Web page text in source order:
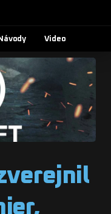
Video